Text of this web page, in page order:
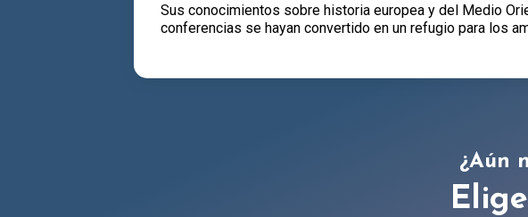
Sus conocimientos sobre historia europea y del Medio
conferencias se hayan convertido en un refugio para los
¿Aún